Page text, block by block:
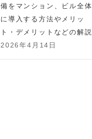
備をマンション、ビル全体
に導入する方法やメリッ
ト・デメリットなどの解説
2026年4月14日